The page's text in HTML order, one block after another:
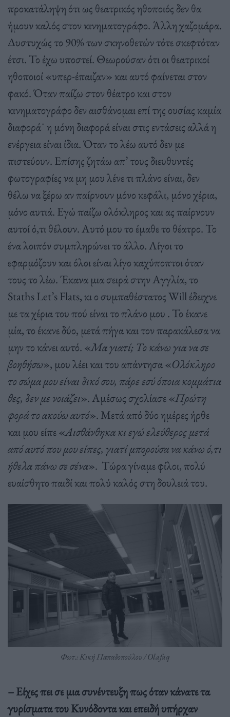
προκατάληψη ότι ως θεατρικός ηθοποιός δεν θα
ήμουν καλός στον κινηματογράφο. Άλλη χαζομάρα.
Δυστυχώς το 90% των σκηνοθετών τότε σκεφτόταν
έτσι. Το έχω υποστεί. Θεωρούσαν ότι οι θεατρικοί
ηθοποιοί «υπερ-έπαιζαν» και αυτό φαίνεται στον
φακό. Όταν παίζω στον θέατρο και στον
κινηματογράφο δεν αισθάνομαι επί της ουσίας καμία
διαφορά˙ η μόνη διαφορά είναι στις εντάσεις αλλά η
ενέργεια είναι ίδια. Όταν το λέω αυτό δεν με
πιστεύουν. Eπίσης ζητάω απ’ τους διευθυντές
φωτογραφίες να μη μου λένε τι πλάνο είναι, δεν
θέλω να ξέρω αν παίρνουν μόνο κεφάλι, μόνο χέρια,
μόνο αυτιά. Εγώ παίζω ολόκληρος και ας παίρνουν
αυτοί ό,τι θέλουν. Αυτό μου το έμαθε το θέατρο. Το
ένα λοιπόν συμπληρώνει το άλλο. Λίγοι το
εφαρμόζουν και όλοι είναι λίγο καχύποπτοι όταν
τους το λέω. Έκανα μια σειρά στην Αγγλία, το
Staths Let’s Flats, κι ο συμπαθέστατος Will έδειχνε
με τα χέρια του πού είναι το πλάνο μου . Το έκανε
μία, το έκανε δύο, μετά πήγα και τον παρακάλεσα να
μην το κάνει αυτό. «Μα γιατί; Το κάνω για να σε
βοηθήσω», μου λέει και του απάντησα «Ολόκληρο
το σώμα μου είναι δικό σου, πάρε εσύ όποια κομμάτια
θες, δεν με νοιάζει». Αμέσως σχολίασε «Πρώτη
φορά το ακούω αυτό». Μετά από δύο ημέρες ήρθε
και μου είπε «Αισθάνθηκα κι εγώ ελεύθερος μετά
από αυτό που μου είπες, γιατί μπορούσα να κάνω ό,τι
ήθελα πάνω σε σένα». Τώρα γίναμε φίλοι, πολύ
ευαίσθητο παιδί και πολύ καλός στη δουλειά του.
Φωτ.: Κική Παπαδοπούλου / Olafaq
– Είχες πει σε μια συνέντευξη πως όταν κάνατε τα
γυρίσματα του Κυνόδοντα και επειδή υπήρχαν